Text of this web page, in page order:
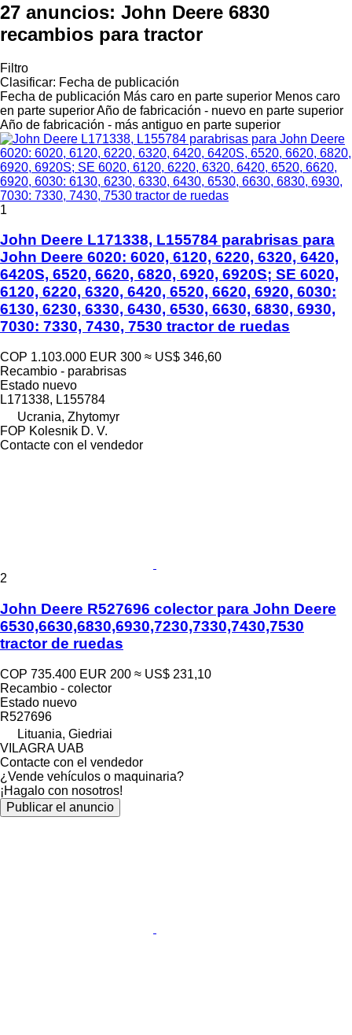
27 anuncios: John Deere 6830
recambios para tractor
Filtro
Clasificar: Fecha de publicación
Fecha de publicación Más caro en parte superior Menos caro
en parte superiorAño de fabricación - nuevo en parte superior
Año de fabricación - más antiguo en parte superior
1
John Deere L171338, L155784 parabrisas para
John Deere 6020: 6020, 6120, 6220, 6320, 6420,
6420S, 6520, 6620, 6820, 6920, 6920S; SE 6020,
6120, 6220, 6320, 6420, 6520, 6620, 6920, 6030:
6130, 6230, 6330, 6430, 6530, 6630, 6830, 6930,
7030: 7330, 7430, 7530 tractor de ruedas
COP 1.103.000 EUR 300 ≈ US$ 346,60
Recambio - parabrisas
Estado nuevo
L171338, L155784
Ucrania, Zhytomyr
FOP Kolesnik D. V.
Contacte con el vendedor
2
John Deere R527696 colector para John Deere
6530,6630,6830,6930,7230,7330,7430,7530
tractor de ruedas
COP 735.400 EUR 200 ≈ US$ 231,10
Recambio - colector
Estado nuevo
R527696
Lituania, Giedriai
VILAGRA UAB
Contacte con el vendedor
¿Vende vehículos o maquinaria?
¡Hagalo con nosotros!
Publicar el anuncio